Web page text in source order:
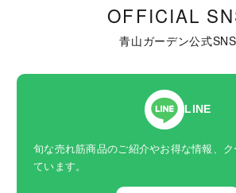
OFFICIAL
青山ガーデン公式SNS
LINE
旬な売れ筋商品のご紹介やお得な情報、ク
ています。